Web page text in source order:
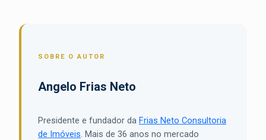
SOBRE O AUTOR
Angelo Frias Neto
Presidente e fundador da Frias Neto Consultoria
de Imóveis. Mais de 36 anos no mercado